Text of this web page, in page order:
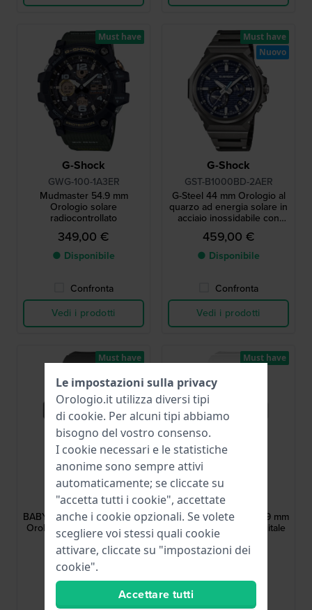
G-Shock
GWG-100-1A3ER
Mudmaster 54.9 mm
Orologio solare
radiocontrollato
349,00 €
● Disponibile
Confronta
Vedi i prodotti
Must have
G-Shock
GST-B1000BD-2AER
G-Steel 44 mm Orologio al
quarzo ad energia solare in
acciaio inossidabile con
connessione Bluetooth
459,00 €
● Disponibile
Confronta
Vedi i prodotti
Must have
Nuovo
G-Shock
BGD-565SC-1ER
BABY-G Urban LED 37.9 mm
Orologio digitale da donna
grigio
79,90 €
Must have
G-Shock
BGD-565SC-2BER
BABY-G Urban LED 37.9 mm
Orologio da donna digitale
bianco e blu
79,90 €
Must have
Le impostazioni sulla privacy
Orologio.it utilizza diversi tipi
di cookie. Per alcuni tipi abbiamo
bisogno del vostro consenso.
I cookie necessari e le statistiche
anonime sono sempre attivi
automaticamente; se cliccate su
"accetta tutti i cookie", accettate
anche i cookie opzionali. Se volete
scegliere voi stessi quali cookie
attivare, cliccate su "impostazioni dei
cookie".
Accettare tutti